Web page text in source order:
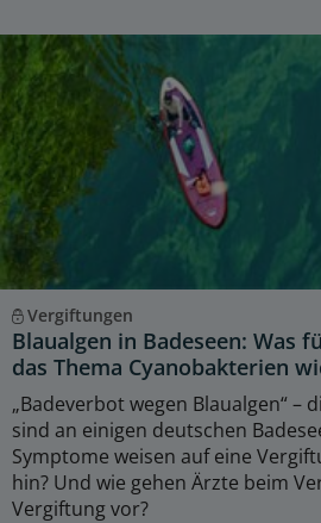
Vergiftungen
Blaualgen in Badeseen: Was
das Thema Cyanobakterien
„Badeverbot wegen Blaualgen“ –
sind an einigen deutschen
Symptome weisen auf eine
hin? Und wie gehen Ärzte beim
Vergiftung vor?